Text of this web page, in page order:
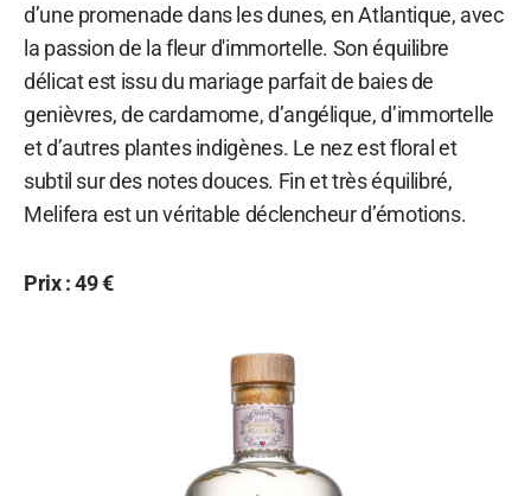
d’une promenade dans les dunes, en Atlantique, avec
la passion de la fleur d'immortelle. Son équilibre
délicat est issu du mariage parfait de baies de
genièvres, de cardamome, d’angélique, d’immortelle
et d’autres plantes indigènes. Le nez est floral et
subtil sur des notes douces. Fin et très équilibré,
Melifera est un véritable déclencheur d’émotions.
Prix : 49 €